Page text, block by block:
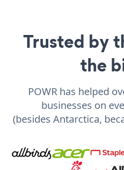
Trusted by
the
POWR has helped
businesses on
(besides Antarctica,